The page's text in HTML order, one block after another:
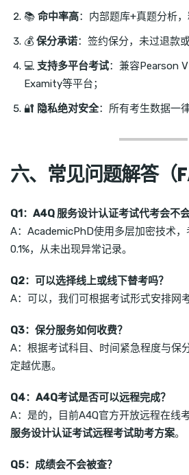
📚 命中率高：内部题库+真题分析，
💰 保分承诺：签约保分，未过退款
💻 支持多平台考试：兼容Pearson
Examity等平台；
🔐 隐私绝对安全：所有考生数据一
六、常见问题解答（
Q1：A4Q 服务设计认证考试代考会不
A：AcademicPhD使用多层加密技术
0.1%，从未出现异常记录。
Q2：可以选择线上或线下替考吗？
A：可以，我们可根据考试形式安排网
Q3：保分服务如何收费？
A：根据考试科目、时间紧急程度与保
定越优惠。
Q4：A4Q考试是否可以远程完成？
A：是的，目前A4Q官方开放远程在线
服务设计认证考试远程考试助考方案。
Q5：成绩会不会被查？